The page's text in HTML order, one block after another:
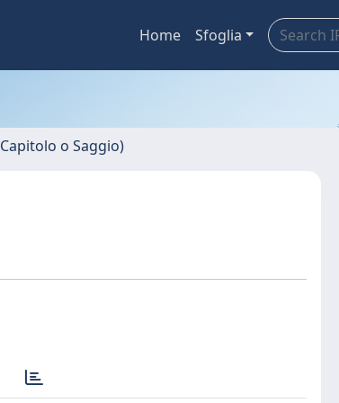
Home Sfoglia
o Saggio)